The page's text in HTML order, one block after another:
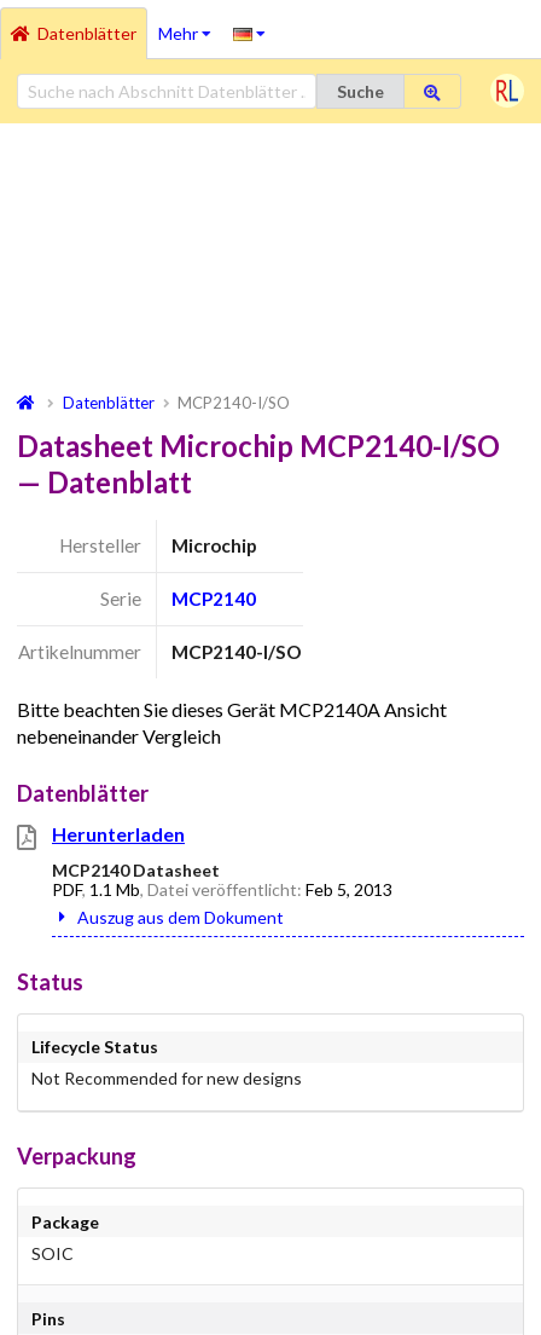
Datenblätter Mehr
Suche
Datenblätter MCP2140-I/SO
Datasheet Microchip MCP2140-I/SO
— Datenblatt
Hersteller Microchip
Serie MCP2140
Artikelnummer MCP2140-I/SO
Bitte beachten Sie dieses Gerät MCP2140A Ansicht
nebeneinander Vergleich
Datenblätter
Herunterladen
MCP2140 Datasheet
PDF, 1.1 Mb, Datei veröffentlicht: Feb 5, 2013
Auszug aus dem Dokument
Status
Lifecycle Status
Not Recommended for new designs
Verpackung
Package
SOIC
Pins